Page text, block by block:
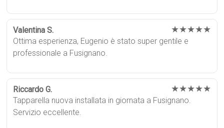
Valentina S. ★★★★★
Ottima esperienza, Eugenio è stato super gentile e
professionale a Fusignano.
Riccardo G. ★★★★★
Tapparella nuova installata in giornata a Fusignano.
Servizio eccellente.